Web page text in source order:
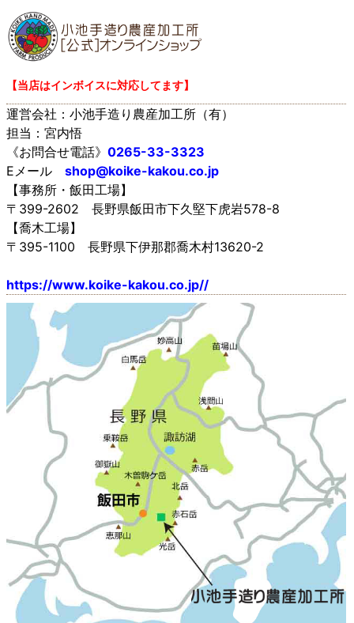
【当店はインボイスに対応してます】
運営会社：小池手造り農産加工所（有）
担当：宮内悟
《お問合せ電話》 0265-33-3323
Eメール shop@koike-kakou.co.jp
【事務所・飯田工場】
〒399-2602 長野県飯田市下久堅下虎岩578-8
【喬木工場】
〒395-1100 長野県下伊那郡喬木村13620-2
https://www.koike-kakou.co.jp//